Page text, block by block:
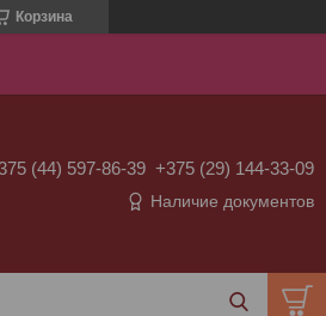
Корзина
(44) 597-86-39 +375 (29) 144-33-09
Наличие документов